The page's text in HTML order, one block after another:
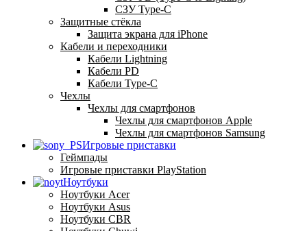
СЗУ Type-C
Защитные стёкла
Защита экрана для iPhone
Кабели и переходники
Кабели Lightning
Кабели PD
Кабели Type-C
Чехлы
Чехлы для смартфонов
Чехлы для смартфонов Apple
Чехлы для смартфонов Samsung
Игровые приставки
Геймпады
Игровые приставки PlayStation
Ноутбуки
Ноутбуки Acer
Ноутбуки Asus
Ноутбуки CBR